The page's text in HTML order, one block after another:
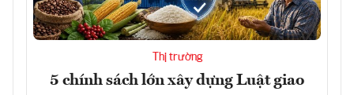
Thị trường
5 chính sách lớn xây dựng Luật giao